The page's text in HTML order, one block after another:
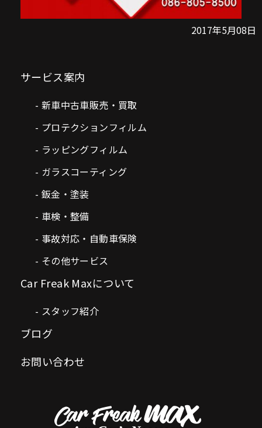
2017年5月08日
サービス案内
新車中古車販売・買取
プロテクションフィルム
ラッピングフィルム
ガラスコーティング
鈑金・塗装
車検・整備
事故対応・自動車保険
その他サービス
Car Freak Maxについて
スタッフ紹介
ブログ
お問い合わせ